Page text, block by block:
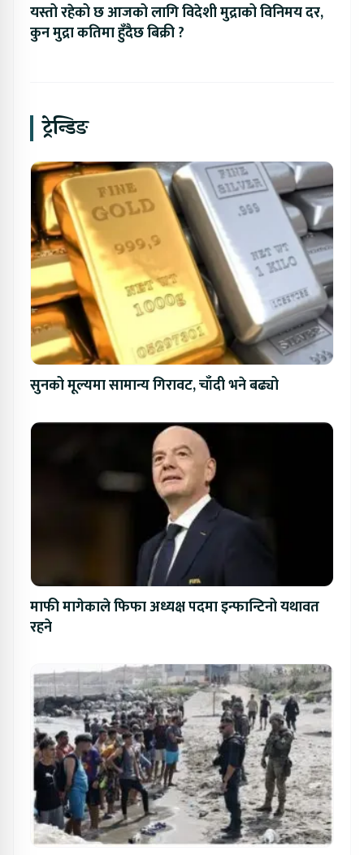
यस्तो रहेको छ आजको लागि विदेशी मुद्राको विनिमय दर,
कुन मुद्रा कतिमा हुँदैछ बिक्री ?
ट्रेन्डिङ
सुनको मूल्यमा सामान्य गिरावट, चाँदी भने बढ्यो
माफी मागेकाले फिफा अध्यक्ष पदमा इन्फान्टिनो यथावत
रहने